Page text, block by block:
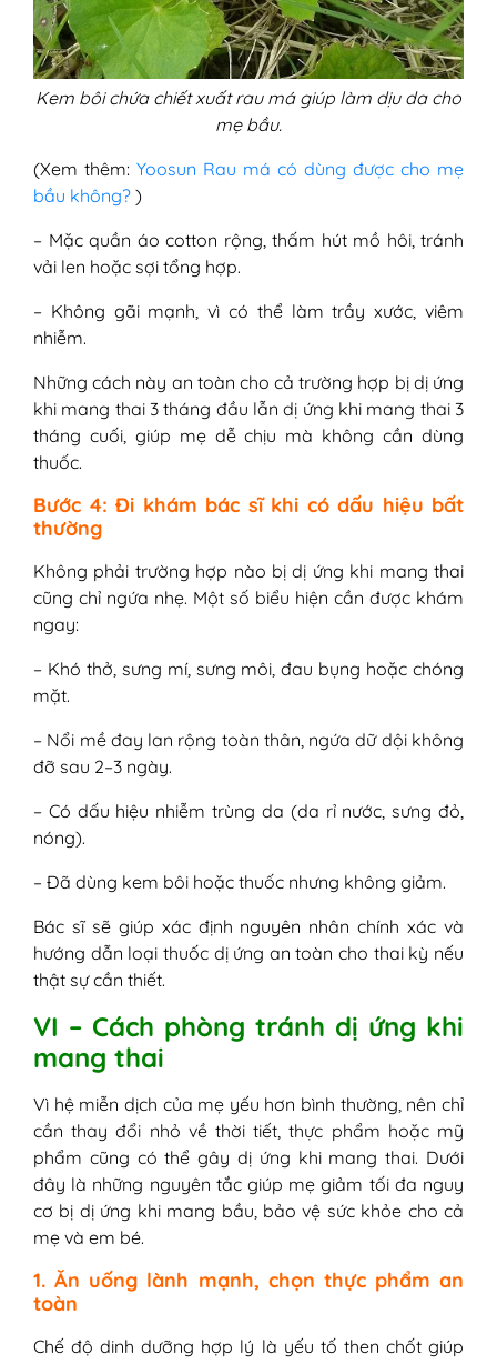
Kem bôi chứa chiết xuất rau má giúp làm dịu da cho
mẹ bầu.
(Xem thêm: Yoosun Rau má có dùng được cho mẹ
bầu không? )
– Mặc quần áo cotton rộng, thấm hút mồ hôi, tránh
vải len hoặc sợi tổng hợp.
– Không gãi mạnh, vì có thể làm trầy xước, viêm
nhiễm.
Những cách này an toàn cho cả trường hợp bị dị ứng
khi mang thai 3 tháng đầu lẫn dị ứng khi mang thai 3
tháng cuối, giúp mẹ dễ chịu mà không cần dùng
thuốc.
Bước 4: Đi khám bác sĩ khi có dấu hiệu bất
thường
Không phải trường hợp nào bị dị ứng khi mang thai
cũng chỉ ngứa nhẹ. Một số biểu hiện cần được khám
ngay:
– Khó thở, sưng mí, sưng môi, đau bụng hoặc chóng
mặt.
– Nổi mề đay lan rộng toàn thân, ngứa dữ dội không
đỡ sau 2–3 ngày.
– Có dấu hiệu nhiễm trùng da (da rỉ nước, sưng đỏ,
nóng).
– Đã dùng kem bôi hoặc thuốc nhưng không giảm.
Bác sĩ sẽ giúp xác định nguyên nhân chính xác và
hướng dẫn loại thuốc dị ứng an toàn cho thai kỳ nếu
thật sự cần thiết.
VI – Cách phòng tránh dị ứng khi
mang thai
Vì hệ miễn dịch của mẹ yếu hơn bình thường, nên chỉ
cần thay đổi nhỏ về thời tiết, thực phẩm hoặc mỹ
phẩm cũng có thể gây dị ứng khi mang thai. Dưới
đây là những nguyên tắc giúp mẹ giảm tối đa nguy
cơ bị dị ứng khi mang bầu, bảo vệ sức khỏe cho cả
mẹ và em bé.
1. Ăn uống lành mạnh, chọn thực phẩm an
toàn
Chế độ dinh dưỡng hợp lý là yếu tố then chốt giúp